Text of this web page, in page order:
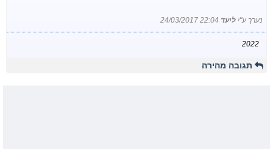
נערך ע"י ליעד 24/03/2017 22:04
2022
תגובה מהירה